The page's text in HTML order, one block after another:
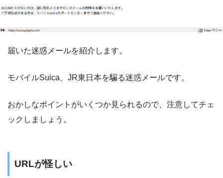
届いた迷惑メールを紹介します。
モバイルSuica、JR東日本を騙る迷惑メールです。
おかしなポイントがいくつか見られるので、注意してチェ
ックしましょう。
URLが怪しい